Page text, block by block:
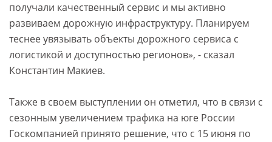
получали качественный сервис и мы активно
развиваем дорожную инфраструктуру. Планируем
теснее увязывать объекты дорожного сервиса с
логистикой и доступностью регионов», - сказал
Константин Макиев.
Также в своем выступлении он отметил, что в связи с
сезонным увеличением трафика на юге России
Госкомпанией принято решение, что с 15 июня по